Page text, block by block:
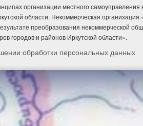
организации местного самоуправления
области. Некоммерческая
преобразования некоммерческой
городов и районов Иркутской области».
обработки персональных данных